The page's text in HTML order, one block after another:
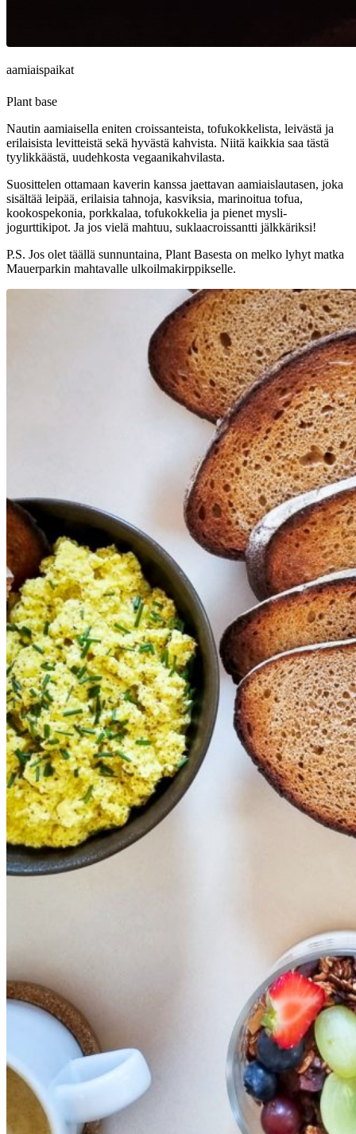
aamiaispaikat
Plant base
Nautin aamiaisella eniten croissanteista, tofukokkelista, leivästä ja
erilaisista levitteistä sekä hyvästä kahvista. Niitä kaikkia saa tästä
tyylikkäästä, uudehkosta vegaanikahvilasta.
Suosittelen ottamaan kaverin kanssa jaettavan aamiaislautasen, joka
sisältää leipää, erilaisia tahnoja, kasviksia, marinoitua tofua,
kookospekonia, porkkalaa, tofukokkelia ja pienet mysli-
jogurttikipot. Ja jos vielä mahtuu, suklaacroissantti jälkkäriksi!
P.S. Jos olet täällä sunnuntaina, Plant Basesta on melko lyhyt matka
Mauerparkin mahtavalle ulkoilmakirppikselle.